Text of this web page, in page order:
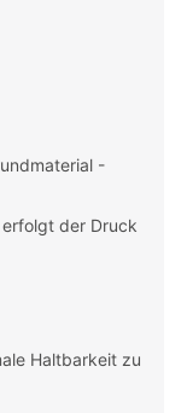
-
der Druck
Haltbarkeit zu